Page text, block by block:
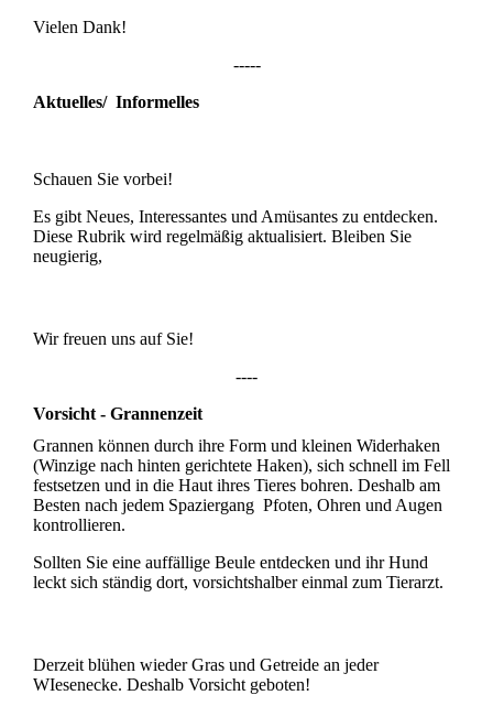
Vielen Dank!
-----
Aktuelles/ Informelles
Schauen Sie vorbei!
Es gibt Neues, Interessantes und Amüsantes zu entdecken.
Diese Rubrik wird regelmäßig aktualisiert. Bleiben Sie
neugierig,
Wir freuen uns auf Sie!
----
Vorsicht - Grannenzeit
Grannen können durch ihre Form und kleinen Widerhaken
(Winzige nach hinten gerichtete Haken), sich schnell im Fell
festsetzen und in die Haut ihres Tieres bohren. Deshalb am
Besten nach jedem Spaziergang Pfoten, Ohren und Augen
kontrollieren.
Sollten Sie eine auffällige Beule entdecken und ihr Hund
leckt sich ständig dort, vorsichtshalber einmal zum Tierarzt.
Derzeit blühen wieder Gras und Getreide an jeder
WIesenecke. Deshalb Vorsicht geboten!